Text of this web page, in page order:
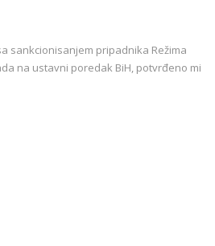
sankcionisanjem pripadnika Režima
na ustavni poredak BiH, potvrđeno mi